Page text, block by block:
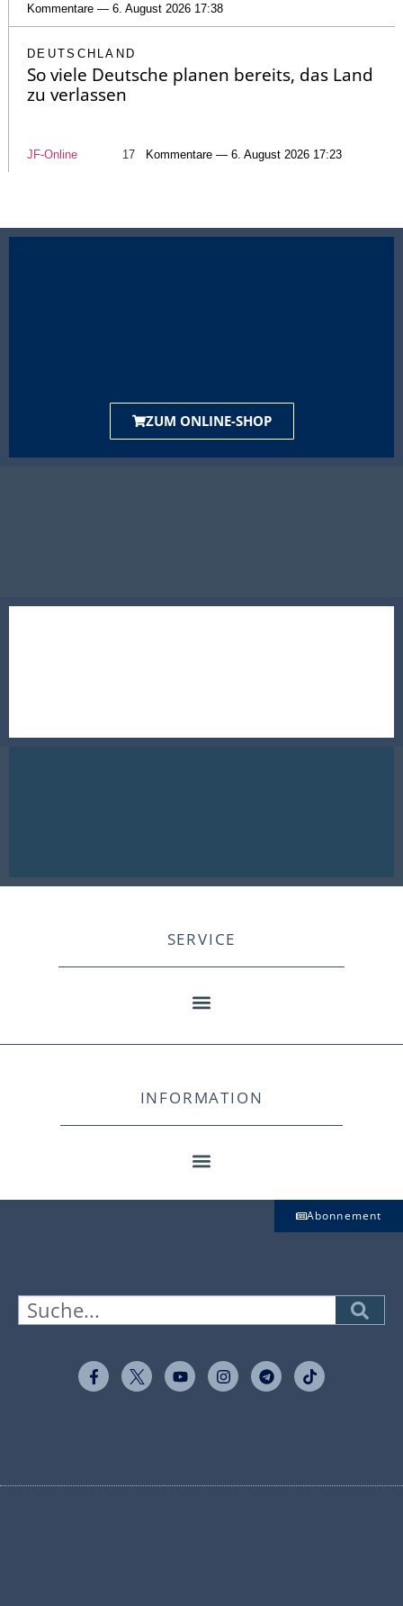
Kommentare — 6. August 2026 17:38
DEUTSCHLAND
So viele Deutsche planen bereits, das Land
zu verlassen
JF-Online 17 Kommentare — 6. August 2026 17:23
ZUM ONLINE-SHOP
SERVICE
INFORMATION
Abonnement